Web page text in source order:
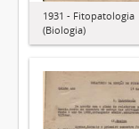
1931 - Fitopatologia
(Biologia)